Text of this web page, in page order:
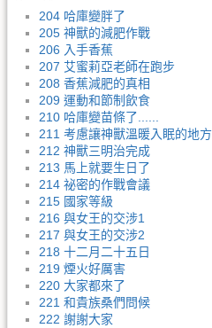
204 哈庫變胖了
205 神獸的減肥作戰
206 入手香蕉
207 艾蜜莉亞老師在跑步
208 香蕉減肥的真相
209 運動和節制飲食
210 哈庫變苗條了......
211 考慮讓神獸溫暖入眠的地方
212 神獸三明治完成
213 馬上就要生日了
214 祕密的作戰會議
215 國家等級
216 與女王的交涉1
217 與女王的交涉2
218 十二月二十五日
219 煙火好厲害
220 大家都來了
221 和貴族桑們問候
222 謝謝大家